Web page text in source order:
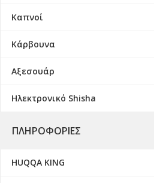
Καπνοί
Κάρβουνα
Αξεσουάρ
Ηλεκτρονικό Shisha
ΠΛΗΡΟΦΟΡΊΕΣ
HUQQA KING